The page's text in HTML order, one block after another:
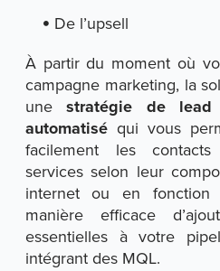
De l’upsell
À partir du moment où
campagne marketing, la
unestratégie de
automatiséqui vous
facilement les
services selon leur
internet ou en
manière efficace
essentielles à votre
intégrant des MQL.